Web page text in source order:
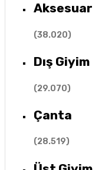
Aksesuar
(38.020)
Dış Giyim
(29.070)
Çanta
(28.519)